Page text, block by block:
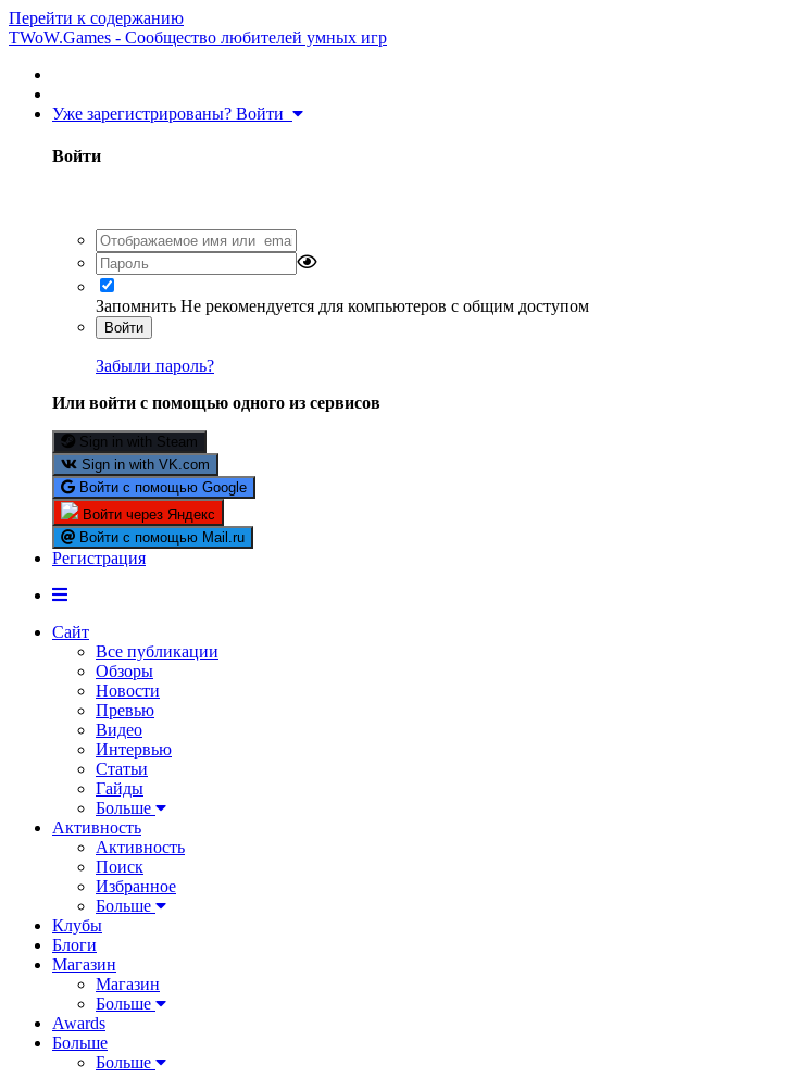
Перейти к содержанию
TWoW.Games - Сообщество любителей умных игр
Уже зарегистрированы? Войти
Войти
Запомнить Не рекомендуется для компьютеров с общим доступом
Войти
Забыли пароль?
Или войти с помощью одного из сервисов
Sign in with Steam
Sign in with VK.com
Войти с помощью Google
Войти через Яндекс
Войти с помощью Mail.ru
Регистрация
Сайт
Все публикации
Обзоры
Новости
Превью
Видео
Интервью
Статьи
Гайды
Больше
Активность
Активность
Поиск
Избранное
Больше
Клубы
Блоги
Магазин
Магазин
Больше
Awards
Больше
Больше